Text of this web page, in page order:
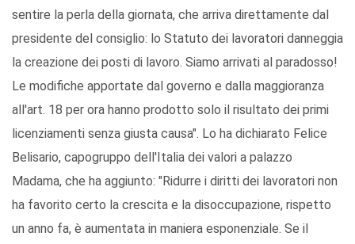
sentire la perla della giornata, che arriva direttamente dal
presidente del consiglio: lo Statuto dei lavoratori danneggia
la creazione dei posti di lavoro. Siamo arrivati al paradosso!
Le modifiche apportate dal governo e dalla maggioranza
all'art. 18 per ora hanno prodotto solo il risultato dei primi
licenziamenti senza giusta causa". Lo ha dichiarato Felice
Belisario, capogruppo dell'Italia dei valori a palazzo
Madama, che ha aggiunto: "Ridurre i diritti dei lavoratori non
ha favorito certo la crescita e la disoccupazione, rispetto
un anno fa, è aumentata in maniera esponenziale. Se il